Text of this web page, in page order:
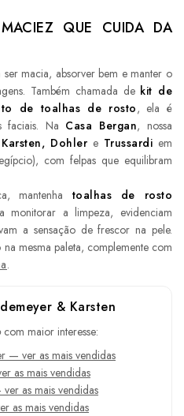
QUE CUIDA DA
ser macia, absorver bem e manter o
Também chamada de kit de
de toalhas de rosto, ela é
faciais. Na Casa Bergan, nossa
Karsten, Dohler e Trussardi em
com felpas que equilibram
mantenha toalhas de rosto
monitorar a limpeza, evidenciam
a sensação de frescor na pele.
mesma paleta, complemente com
.
& Karsten
com maior interesse:
— ver as mais vendidas
as mais vendidas
as mais vendidas
as mais vendidas